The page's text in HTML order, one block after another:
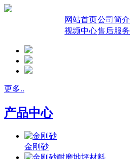
网站首页公司简介
视频中心售后服务
更多..
产品中心
金刚砂